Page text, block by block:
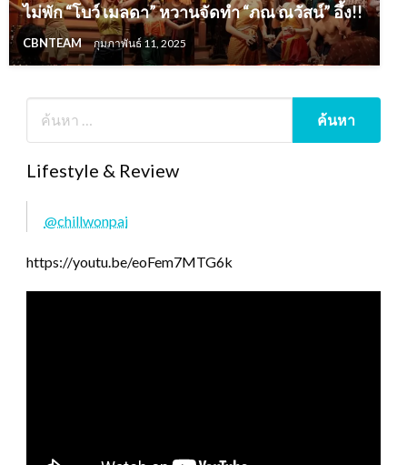
ไม่พัก “โบว์ เมลดา” หวานจัดทำ “ภณ ณวัสน์” อึ้ง!!
CBNTEAM กุมภาพันธ์ 11, 2025
Lifestyle & Review
@chillwonpai
https://youtu.be/eoFem7MTG6k